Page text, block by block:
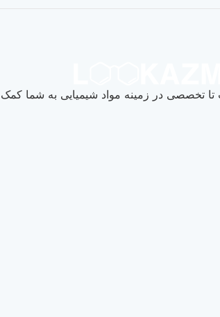
تخصصی در زمینه مواد شیمیایی به شما